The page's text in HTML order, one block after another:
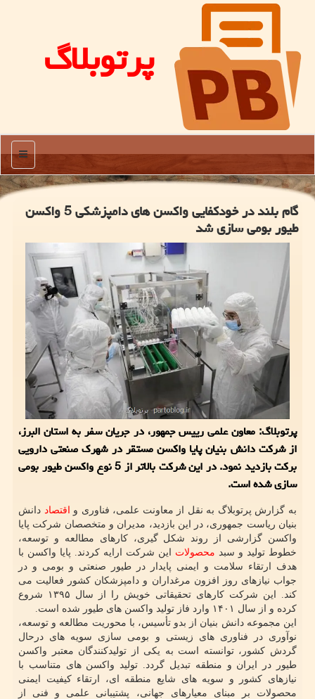
پرتوبلاگ
منو
گام بلند در خودکفایی واکسن های دامپزشکی 5 واکسن
طیور بومی سازی شد
پرتوبلاگ: معاون علمی رییس جمهور، در جریان سفر به استان البرز،
از شرکت دانش بنیان پایا واکسن مستقر در شهرک صنعتی دارویی
برکت بازدید نمود. در این شرکت بالاتر از 5 نوع واکسن طیور بومی
سازی شده است.
به گزارش پرتوبلاگ به نقل از معاونت علمی، فناوری و اقتصاد دانش
بنیان ریاست جمهوری، در این بازدید، مدیران و متخصصان شرکت پایا
واکسن گزارشی از روند شکل گیری، کارهای مطالعه و توسعه،
خطوط تولید و سبد محصولات این شرکت ارایه کردند. پایا واکسن با
هدف ارتقاء سلامت و ایمنی پایدار در طیور صنعتی و بومی و در
جواب نیازهای روز افزون مرغداران و دامپزشکان کشور فعالیت می
کند. این شرکت کارهای تحقیقاتی خویش را از سال ۱۳۹۵ شروع
کرده و از سال ۱۴۰۱ وارد فاز تولید واکسن های طیور شده است.
این مجموعه دانش بنیان از بدو تأسیس، با محوریت مطالعه و توسعه،
نوآوری در فناوری های زیستی و بومی سازی سویه های درحال
گردش کشور، توانسته است به یکی از تولیدکنندگان معتبر واکسن
طیور در ایران و منطقه تبدیل گردد. تولید واکسن های متناسب با
نیازهای کشور و سویه های شایع منطقه ای، ارتقاء کیفیت ایمنی
محصولات بر مبنای معیارهای جهانی، پشتیبانی علمی و فنی از